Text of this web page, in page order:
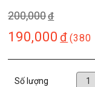
200,000đ
190,000 đ (380
Số lượng